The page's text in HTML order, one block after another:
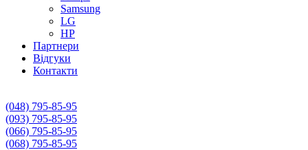
Samsung
LG
HP
Партнери
Вiдгуки
Контакти
(048) 795-85-95
(093) 795-85-95
(066) 795-85-95
(068) 795-85-95